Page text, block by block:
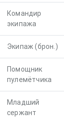
Командир
экипажа
Экипаж (брон.)
Помощник
пулемётчика
Младший
сержант